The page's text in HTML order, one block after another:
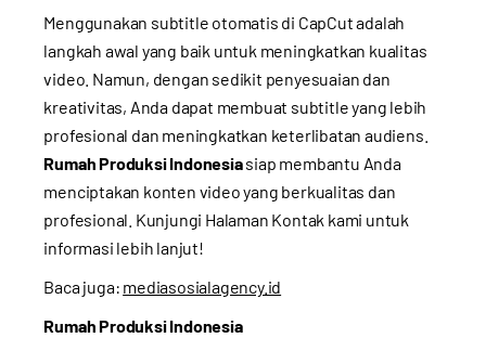
Menggunakan subtitle otomatis di CapCut adalah
langkah awal yang baik untuk meningkatkan kualitas
video. Namun, dengan sedikit penyesuaian dan
kreativitas, Anda dapat membuat subtitle yang lebih
profesional dan meningkatkan keterlibatan audiens.
Rumah Produksi Indonesiasiap membantu Anda
menciptakan konten video yang berkualitas dan
profesional. Kunjungi Halaman Kontak kami untuk
informasi lebih lanjut!
Baca juga: mediasosialagency.id
Rumah Produksi Indonesia